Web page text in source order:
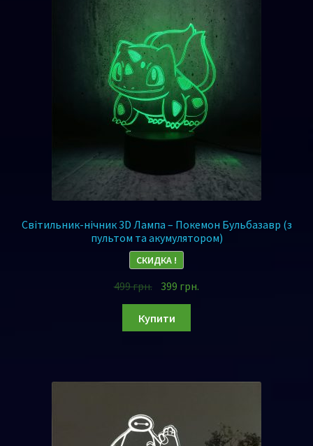
Світильник-нічник 3D Лампа – Покемон Бульбазавр (з
пультом та акумулятором)
СКИДКА !
499грн. 399 грн.
Купити